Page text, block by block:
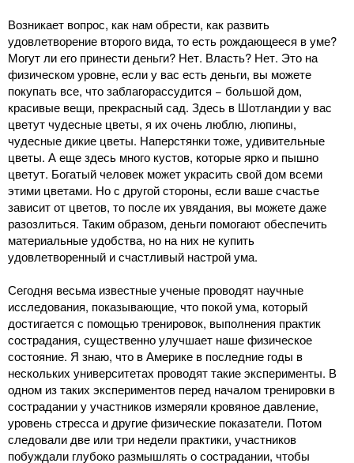
Возникает вопрос, как нам обрести, как развить
удовлетворение второго вида, то есть рождающееся в уме?
Могут ли его принести деньги? Нет. Власть? Нет. Это на
физическом уровне, если у вас есть деньги, вы можете
покупать все, что заблагорассудится − большой дом,
красивые вещи, прекрасный сад. Здесь в Шотландии у вас
цветут чудесные цветы, я их очень люблю, люпины,
чудесные дикие цветы. Наперстянки тоже, удивительные
цветы. А еще здесь много кустов, которые ярко и пышно
цветут. Богатый человек может украсить свой дом всеми
этими цветами. Но с другой стороны, если ваше счастье
зависит от цветов, то после их увядания, вы можете даже
разозлиться. Таким образом, деньги помогают обеспечить
материальные удобства, но на них не купить
удовлетворенный и счастливый настрой ума.
Сегодня весьма известные ученые проводят научные
исследования, показывающие, что покой ума, который
достигается с помощью тренировок, выполнения практик
сострадания, существенно улучшает наше физическое
состояние. Я знаю, что в Америке в последние годы в
нескольких университетах проводят такие эксперименты. В
одном из таких экспериментов перед началом тренировки в
сострадании у участников измеряли кровяное давление,
уровень стресса и другие физические показатели. Потом
следовали две или три недели практики, участников
побуждали глубоко размышлять о сострадании, чтобы